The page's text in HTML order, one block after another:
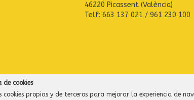
46220 Picassent (València)
Telf: 663 137 021 / 961 230 100
de cookies
cookies propias y de terceros para mejorar la experiencia de